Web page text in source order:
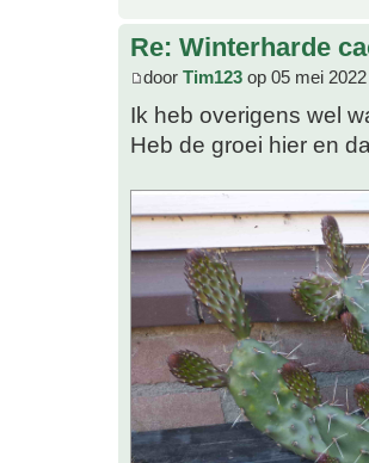
Re: Winterharde
door Tim123 op 05 mei
Ik heb overigens wel
Heb de groei hier en